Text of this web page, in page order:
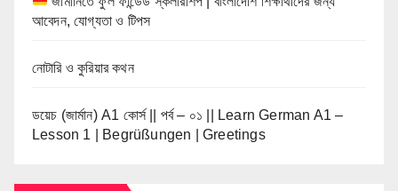
আবেদন, যোগ্যতা ও টিপস
নোটারি ও কুরিয়ার কথন
ডয়েচ (জার্মান) A1 কোর্স || পর্ব – ০১ || Learn German A1 –
Lesson 1 | Begrüßungen | Greetings